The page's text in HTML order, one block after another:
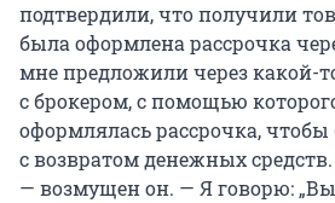
подтвердили, что получили
была оформлена рассрочка
мне предложили через какой-
с брокером, с помощью
оформлялась рассрочка, чтобы
с возвратом денежных средств.
— возмущен он. — Я говорю: